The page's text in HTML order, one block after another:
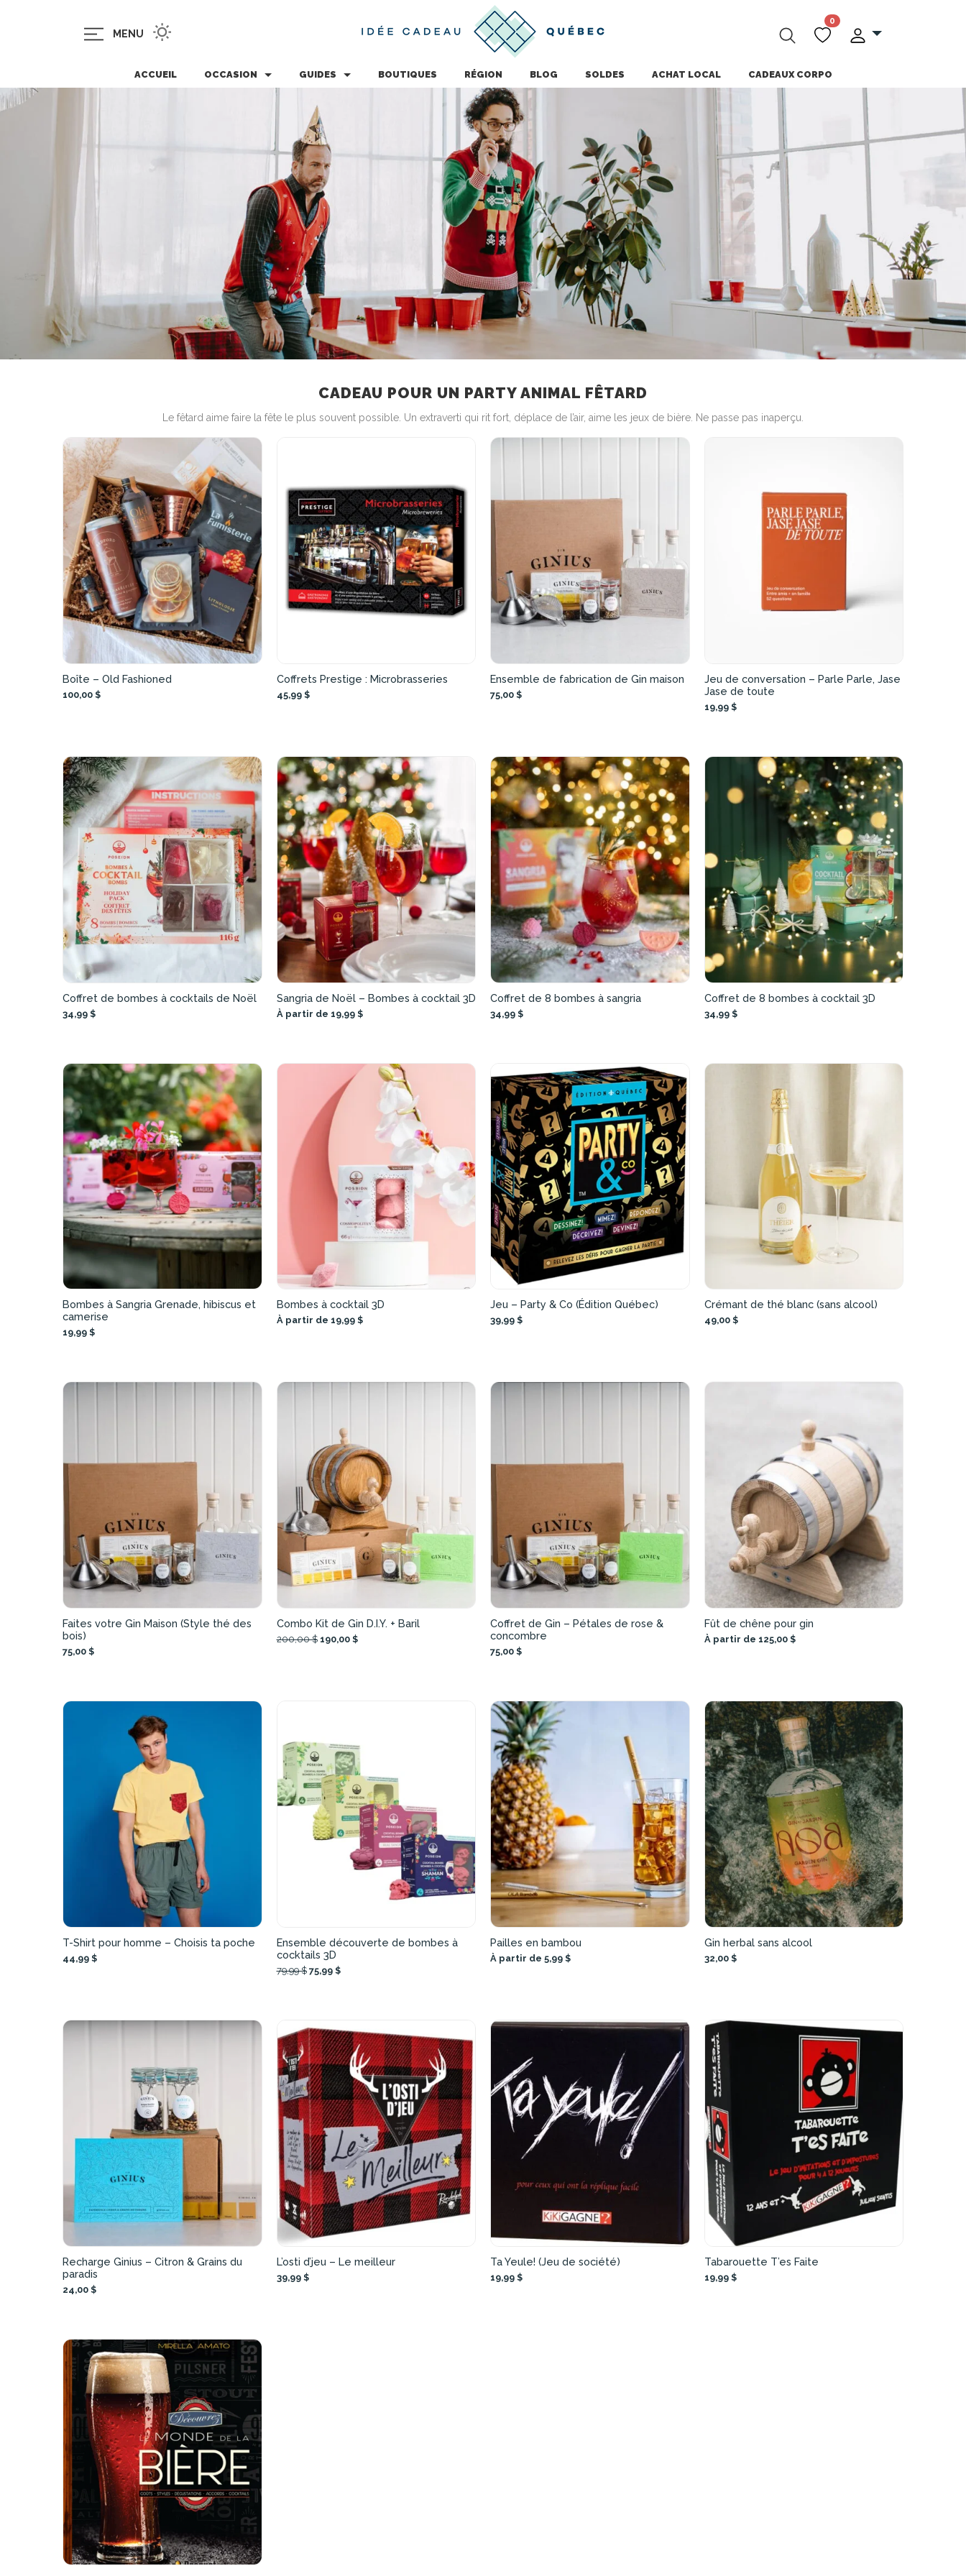
MENU
0
ACCUEIL OCCASION GUIDES BOUTIQUES RÉGION BLOG SOLDES ACHAT LOCAL CADEAUX CORPO
CADEAU POUR UN PARTY ANIMAL FÊTARD
Le fêtard aime faire la fête le plus souvent possible. Un extraverti qui rit fort, déplace de l’air, aime les jeux de bière. Ne passe pas inaperçu.
Boîte – Old Fashioned
100,00 $
Coffrets Prestige : Microbrasseries
45,99 $
Ensemble de fabrication de Gin maison
75,00 $
Jeu de conversation – Parle Parle, Jase
Jase de toute
19,99 $
Coffret de bombes à cocktails de Noël
34,99 $
Sangria de Noël – Bombes à cocktail 3D
À partir de 19,99 $
Coffret de 8 bombes à sangria
34,99 $
Coffret de 8 bombes à cocktail 3D
34,99 $
Bombes à Sangria Grenade, hibiscus et
camerise
19,99 $
Bombes à cocktail 3D
À partir de 19,99 $
Jeu – Party & Co (Édition Québec)
39,99 $
Crémant de thé blanc (sans alcool)
49,00 $
Faites votre Gin Maison (Style thé des
bois)
75,00 $
Combo Kit de Gin D.I.Y. + Baril
200,00 $ 190,00 $
Coffret de Gin – Pétales de rose &
concombre
75,00 $
Fût de chêne pour gin
À partir de 125,00 $
T-Shirt pour homme – Choisis ta poche
44,99 $
Ensemble découverte de bombes à
cocktails 3D
79,99 $ 75,99 $
Pailles en bambou
À partir de 5,99 $
Gin herbal sans alcool
32,00 $
Recharge Ginius – Citron & Grains du
paradis
24,00 $
L’osti d’jeu – Le meilleur
39,99 $
Ta Yeule! (Jeu de société)
19,99 $
Tabarouette T’es Faite
19,99 $